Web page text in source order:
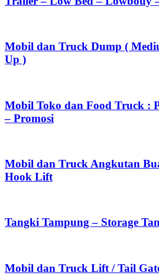
Mobil dan Truck Dump (
Up )
Mobil Toko dan Food Truck :
– Promosi
Mobil dan Truck Angkutan
Hook Lift
Tangki Tampung – Storage
Mobil dan Truck Lift / Tail